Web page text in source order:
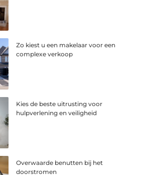
Zo kiest u een makelaar voor een
complexe verkoop
Kies de beste uitrusting voor
hulpverlening en veiligheid
Overwaarde benutten bij het
doorstromen